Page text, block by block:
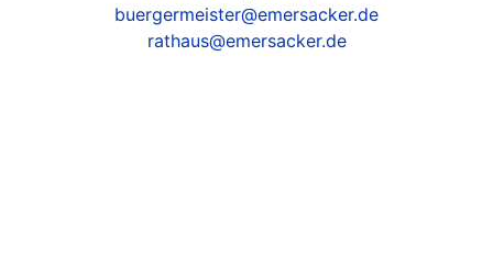
buergermeister@emersacker.de
rathaus@emersacker.de